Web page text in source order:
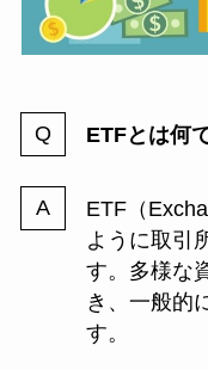
ETFとは何
ETF（
ように取引
す。多様な
き、一般的
す。